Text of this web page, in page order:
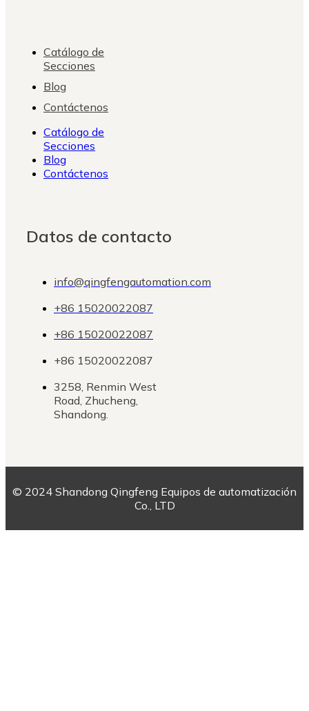
Catálogo de
Secciones
Blog
Contáctenos
Catálogo de
Secciones
Blog
Contáctenos
Datos de contacto
info@qingfengautomation.com
+86 15020022087
+86 15020022087
+86 15020022087
3258, Renmin West
Road, Zhucheng,
Shandong.
© 2024 Shandong Qingfeng Equipos de automatización
Co., LTD